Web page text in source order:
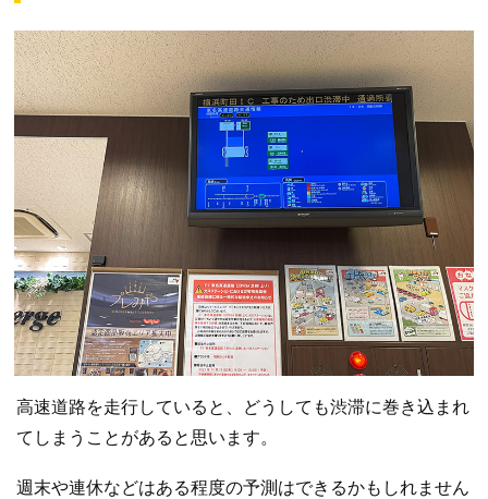
高速道路を走行していると、どうしても渋滞に巻き込まれ
てしまうことがあると思います。
週末や連休などはある程度の予測はできるかもしれません